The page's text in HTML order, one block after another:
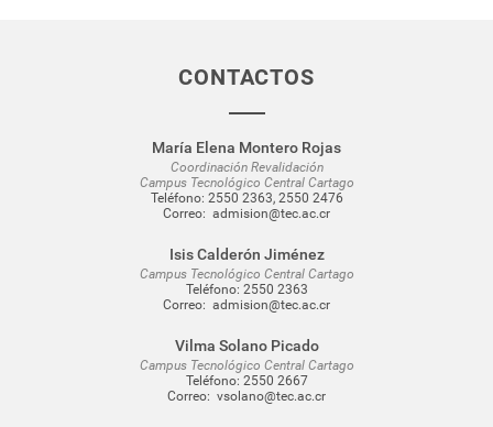
CONTACTOS
María Elena Montero Rojas
Coordinación Revalidación
Campus Tecnológico Central Cartago
Teléfono: 2550 2363, 2550 2476
Correo: admision@tec.ac.cr
Isis Calderón Jiménez
Campus Tecnológico Central Cartago
Teléfono: 2550 2363
Correo: admision@tec.ac.cr
Vilma Solano Picado
Campus Tecnológico Central Cartago
Teléfono: 2550 2667
Correo: vsolano@tec.ac.cr